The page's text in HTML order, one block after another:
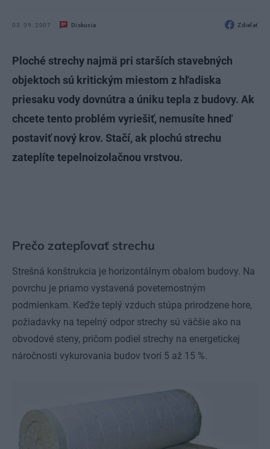
03. 09. 2007 Diskusia Zdieľať
Ploché strechy najmä pri starších stavebných
objektoch sú kritickým miestom z hľadiska
priesaku vody dovnútra a úniku tepla z budovy. Ak
chcete tento problém vyriešiť, nemusíte hneď
postaviť nový krov. Stačí, ak plochú strechu
zateplíte tepelnoizolačnou vrstvou.
Prečo zatepľovať strechu
Strešná konštrukcia je horizontálnym obalom budovy. Na
povrchu je priamo vystavená poveternostným
podmienkam. Keďže teplý vzduch stúpa prirodzene hore,
požiadavky na tepelný odpor strechy sú väčšie ako na
obvodové steny, pričom podiel strechy na energetickej
náročnosti vykurovania budov tvorí 5 až 15 %.